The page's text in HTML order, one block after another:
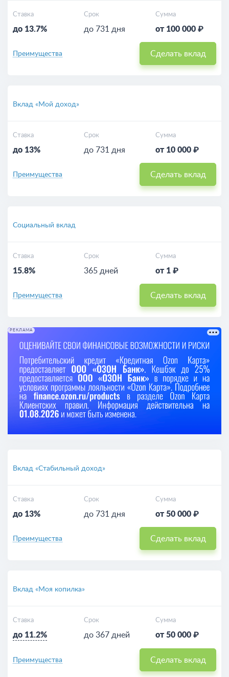
Ставка
до 13.7%
Срок
до 731 дня
Сумма
от 100 000 ₽
Преимущества Сделать вклад
Вклад «Мой доход»
Ставка
до 13%
Срок
до 731 дня
Сумма
от 10 000 ₽
Преимущества Сделать вклад
Социальный вклад
Ставка
15.8%
Срок
365 дней
Сумма
от 1 ₽
Преимущества Сделать вклад
РЕКЛАМА
Вклад «Стабильный доход»
Ставка
до 13%
Срок
до 731 дня
Сумма
от 50 000 ₽
Преимущества Сделать вклад
Вклад «Моя копилка»
Ставка
до 11.2%
Срок
до 367 дней
Сумма
от 50 000 ₽
Преимущества Сделать вклад